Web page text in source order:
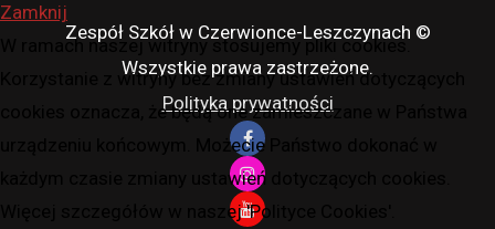
Zespół Szkół w Czerwionce-Leszczynach ©
Wszystkie prawa zastrzeżone.
Polityka prywatności
Zamknij
W ramach naszej witryny stosujemy pliki cookies.
Korzystanie z witryny bez zmiany ustawień dotyczących
cookies oznacza, że będą one zamieszczane w Państwa
urządzeniu końcowym. Możecie Państwo dokonać w
każdym czasie zmiany ustawień dotyczących cookies.
Więcej szczegółów w naszej 'Polityce Cookies'.